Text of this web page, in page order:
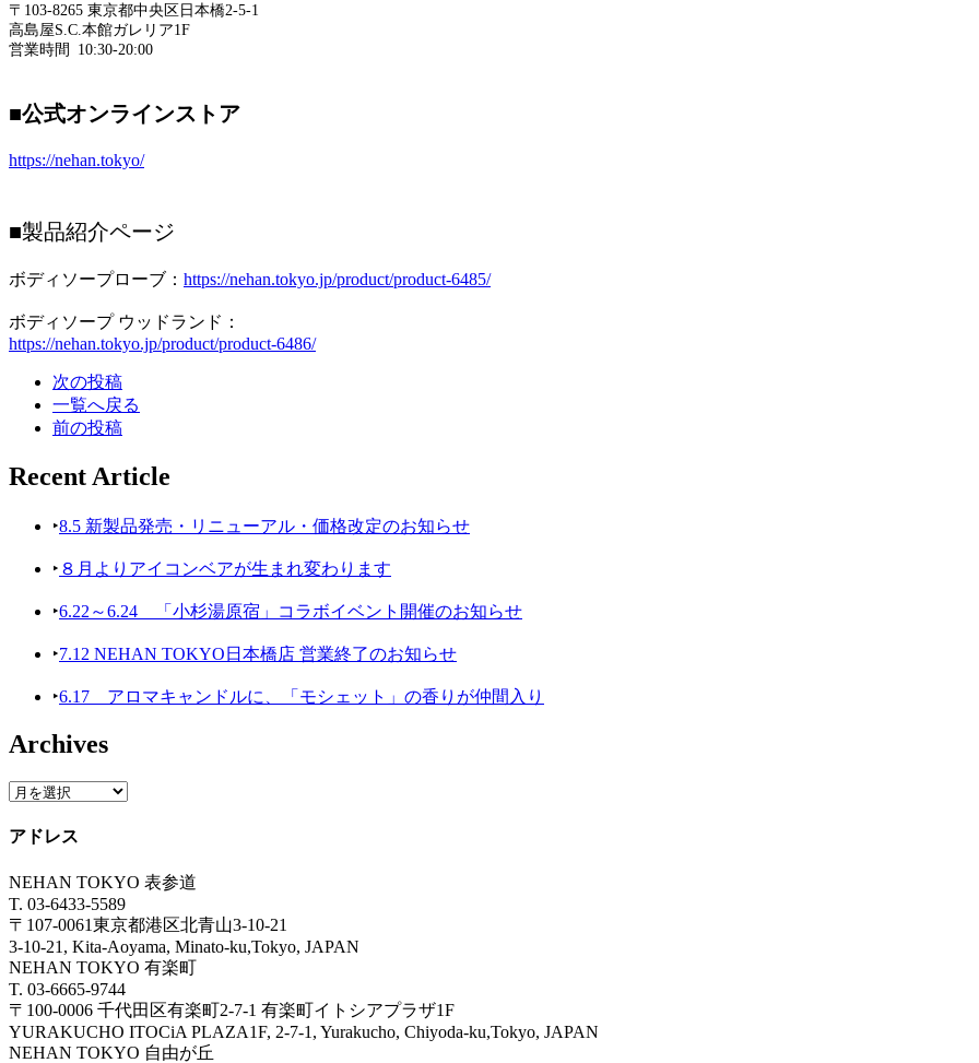
〒103-8265 東京都中央区日本橋2-5-1
高島屋S.C.本館ガレリア1F
営業時間 10:30-20:00
■公式オンラインストア
https://nehan.tokyo/
■製品紹介ページ
ボディソープローブ： https://nehan.tokyo.jp/product/product-6485/
ボディソープ ウッドランド：
https://nehan.tokyo.jp/product/product-6486/
次の投稿
一覧へ戻る
前の投稿
Recent Article
‣8.5 新製品発売・リニューアル・価格改定のお知らせ
‣ ８月よりアイコンベアが生まれ変わります
‣6.22～6.24 「小杉湯原宿」コラボイベント開催のお知らせ
‣7.12 NEHAN TOKYO日本橋店 営業終了のお知らせ
‣6.17 アロマキャンドルに、「モシェット」の香りが仲間入り
Archives
アドレス
NEHAN TOKYO 表参道
T. 03-6433-5589
〒107-0061東京都港区北青山3-10-21
3-10-21, Kita-Aoyama, Minato-ku,Tokyo, JAPAN
NEHAN TOKYO 有楽町
T. 03-6665-9744
〒100-0006 千代田区有楽町2-7-1 有楽町イトシアプラザ1F
YURAKUCHO ITOCiA PLAZA1F, 2-7-1, Yurakucho, Chiyoda-ku,Tokyo, JAPAN
NEHAN TOKYO 自由が丘